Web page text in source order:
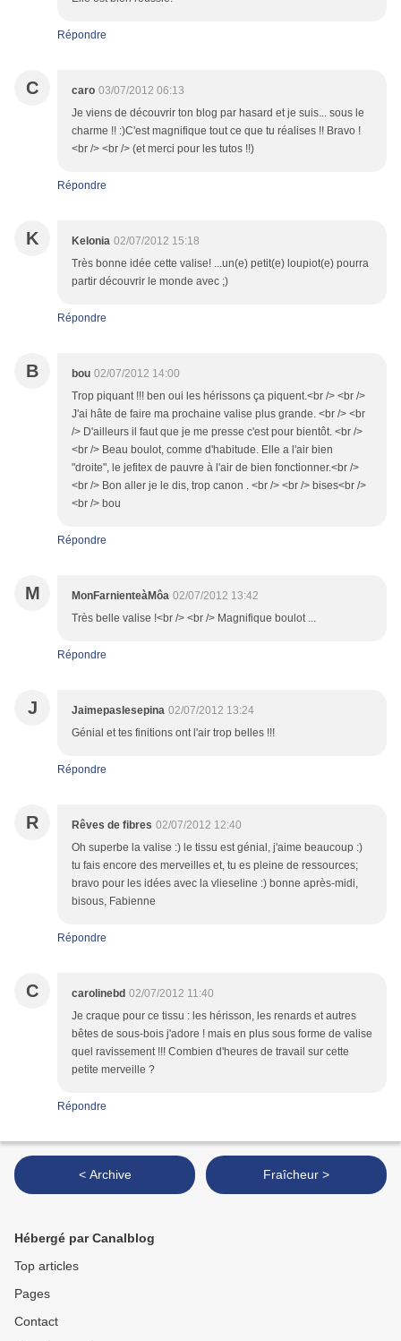
Répondre
C caro 03/07/2012 06:13
Je viens de découvrir ton blog par hasard et je suis... sous le
charme !! :)C'est magnifique tout ce que tu réalises !! Bravo !
<br /> <br /> (et merci pour les tutos !!)
Répondre
K Kelonia 02/07/2012 15:18
Très bonne idée cette valise! ...un(e) petit(e) loupiot(e) pourra
partir découvrir le monde avec ;)
Répondre
B bou 02/07/2012 14:00
Trop piquant !!! ben oui les hérissons ça piquent.<br /> <br />
J'ai hâte de faire ma prochaine valise plus grande. <br /> <br
/> D'ailleurs il faut que je me presse c'est pour bientôt. <br />
<br /> Beau boulot, comme d'habitude. Elle a l'air bien
"droite", le jefitex de pauvre à l'air de bien fonctionner.<br />
<br /> Bon aller je le dis, trop canon . <br /> <br /> bises<br />
<br /> bou
Répondre
M MonFarnienteàMôa 02/07/2012 13:42
Très belle valise !<br /> <br /> Magnifique boulot ...
Répondre
J Jaimepaslesepina 02/07/2012 13:24
Génial et tes finitions ont l'air trop belles !!!
Répondre
R Rêves de fibres 02/07/2012 12:40
Oh superbe la valise :) le tissu est génial, j'aime beaucoup :)
tu fais encore des merveilles et, tu es pleine de ressources;
bravo pour les idées avec la vlieseline :) bonne après-midi,
bisous, Fabienne
Répondre
C carolinebd 02/07/2012 11:40
Je craque pour ce tissu : les hérisson, les renards et autres
bêtes de sous-bois j'adore ! mais en plus sous forme de valise
quel ravissement !!! Combien d'heures de travail sur cette
petite merveille ?
Répondre
< Archive Fraîcheur >
Hébergé par Canalblog
Top articles
Pages
Contact